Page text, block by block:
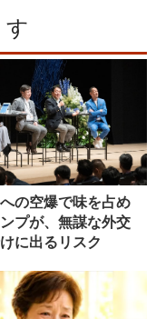
の空爆で味を占め
プが、無謀な外交
に出るリスク